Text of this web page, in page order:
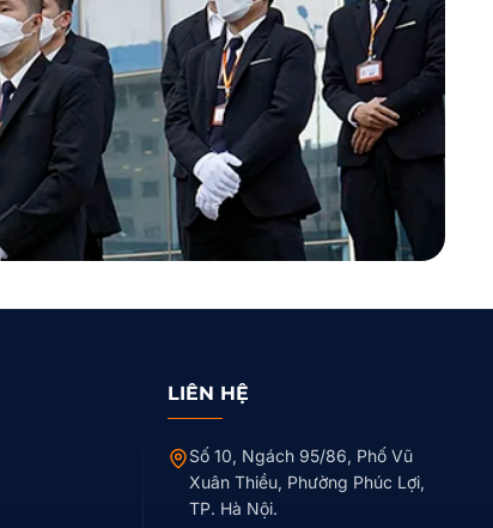
LIÊN HỆ
Số 10, Ngách 95/86, Phố Vũ
Xuân Thiều, Phường Phúc Lợi,
TP. Hà Nội.